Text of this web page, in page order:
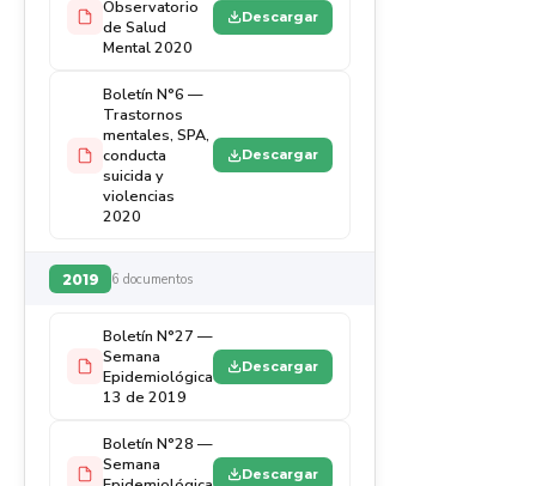
Observatorio
de Salud
Mental 2020
Descargar
Boletín N°6 —
Trastornos
mentales, SPA,
conducta
suicida y
violencias
2020
Descargar
2019 6 documentos
Boletín N°27 —
Semana
Epidemiológica
13 de 2019
Descargar
Boletín N°28 —
Semana
Descargar